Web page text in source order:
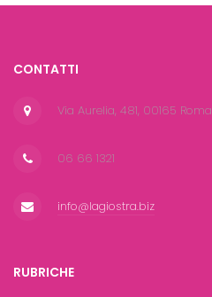
CONTATTI
Via Aurelia, 481, 00165 Roma
06 66 1321
info@lagiostra.biz
RUBRICHE